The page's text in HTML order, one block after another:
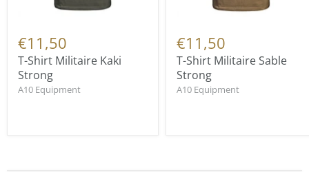
€11,50
T-Shirt Militaire Kaki
Strong
A10 Equipment
€11,50
T-Shirt Militaire Sable
Strong
A10 Equipment